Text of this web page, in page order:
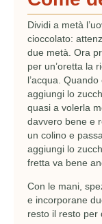
Dividi a metà
cioccolato:
due metà. Ora
per un’oretta la
l’acqua.
aggiungi lo
quasi a volerla
davvero bene e
un colino e
aggiungi lo
fretta va bene
Con le mani,
e incorporane
resto il resto per